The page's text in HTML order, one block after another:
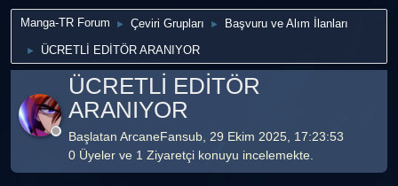
Manga-TR Forum ► Çeviri Grupları ► Başvuru ve Alım İlanları
► ÜCRETLİ EDİTÖR ARANIYOR
ÜCRETLİ EDİTÖR
ARANIYOR
Başlatan ArcaneFansub, 29 Ekim 2025, 17:23:53
0 Üyeler ve 1 Ziyaretçi konuyu incelemekte.